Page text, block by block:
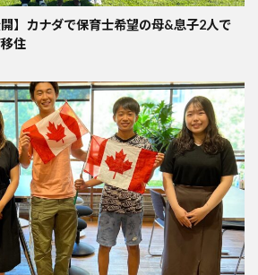
開】カナダで保育士希望の母&息子2人で
住